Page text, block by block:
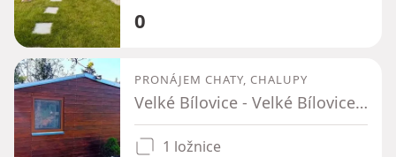
0
PRONÁJEM CHATY, CHALUPY
Velké Bílovice - Velké Bílovice, Jihomoravský kraj
1 ložnice